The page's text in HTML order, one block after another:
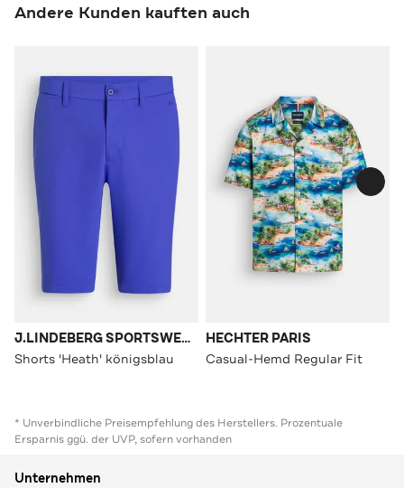
Andere Kunden kauften auch
J.LINDEBERG SPORTSWEAR
Shorts 'Heath' königsblau
HECHTER PARIS
Casual-Hemd Regular Fit
* Unverbindliche Preisempfehlung des Herstellers. Prozentuale
Ersparnis ggü. der UVP, sofern vorhanden
Unternehmen